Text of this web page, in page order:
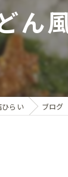
ん
らい ブログ